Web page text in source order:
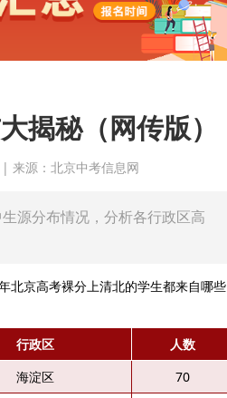
揭秘（网传版）
来源：北京中考信息网
源分布情况，分析各行政区高
京高考裸分上清北的学生都来自哪些
行政区
人数
海淀区
70